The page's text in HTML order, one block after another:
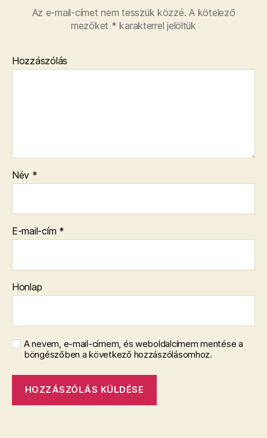
Az e-mail-címet nem tesszük közzé. A kötelező
mezőket * karakterrel jelöltük
Hozzászólás
Név *
E-mail-cím *
Honlap
A nevem, e-mail-címem, és weboldalcímem mentése a
böngészőben a következő hozzászólásomhoz.